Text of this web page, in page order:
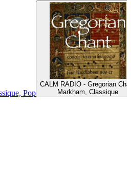
Pop
CALM RADIO - Gregorian
Markham, Classique